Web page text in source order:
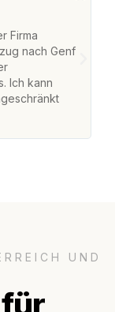
Firma
nach Genf
Ich kann
UND